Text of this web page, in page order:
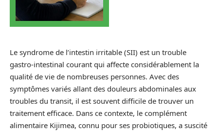
Le syndrome de l’intestin irritable (SII) est un trouble
gastro-intestinal courant qui affecte considérablement la
qualité de vie de nombreuses personnes. Avec des
symptômes variés allant des douleurs abdominales aux
troubles du transit, il est souvent difficile de trouver un
traitement efficace. Dans ce contexte, le complément
alimentaire Kijimea, connu pour ses probiotiques, a suscité